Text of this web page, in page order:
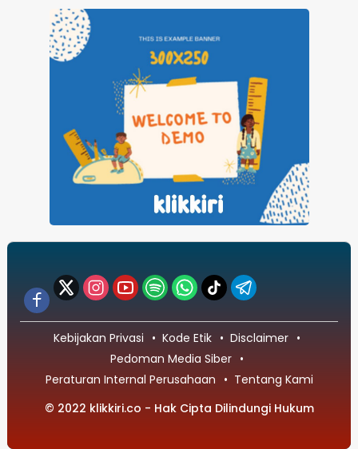
Kebijakan Privasi Kode Etik
Disclaimer
Pedoman Media Siber
Peraturan Internal Perusahaan
Tentang Kami
© 2022 klikkiri.co - Hak Cipta Dilindungi Hukum